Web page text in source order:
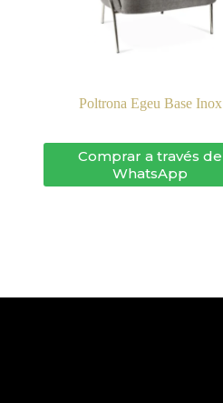
Poltrona Egeu Base Inox
Comprar a través de
WhatsApp